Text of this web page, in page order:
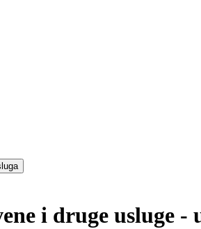
i druge usluge -